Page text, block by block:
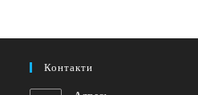
Контакти